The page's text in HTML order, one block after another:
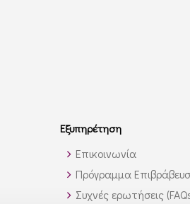
Εξυπηρέτηση
Επικοινωνία
Πρόγραμμα
Συχνές ερωτήσεις